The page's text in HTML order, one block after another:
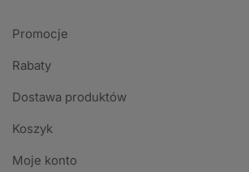
Promocje
Rabaty
Dostawa produktów
Koszyk
Moje konto